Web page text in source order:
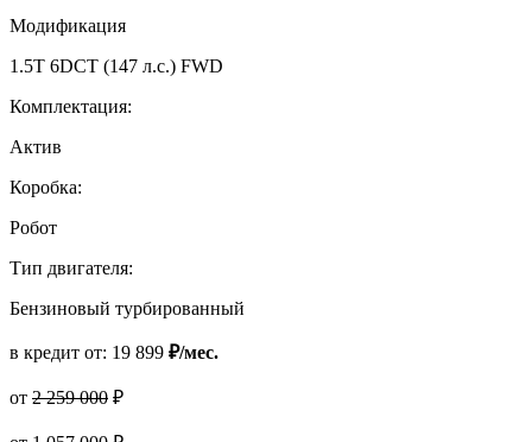
Модификация
1.5T 6DCT (147 л.с.) FWD
Комплектация:
Актив
Коробка:
Робот
Тип двигателя:
Бензиновый турбированный
в кредит от: 19 899 ₽/мес.
от 2 259 000 ₽